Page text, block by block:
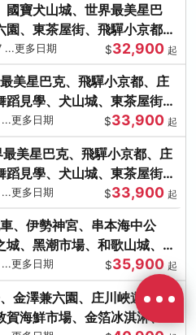
國寶犬山城、世界最美星巴
、東茶屋街、飛驒小京都、
更多日期 $32,900 起
美星巴克、飛驒小京都、庄
見學、犬山城、東茶屋街、
更多日期 $33,900 起
美星巴克、飛驒小京都、庄
見學、犬山城、東茶屋街、
更多日期 $33,900 起
、伊勢神宮、串本海中公
、黑潮市場、和歌山城、伊
更多日期 $35,900 起
金澤兼六園、庄川峽遊船、
海鮮市場、金箔冰淇淋、鰻